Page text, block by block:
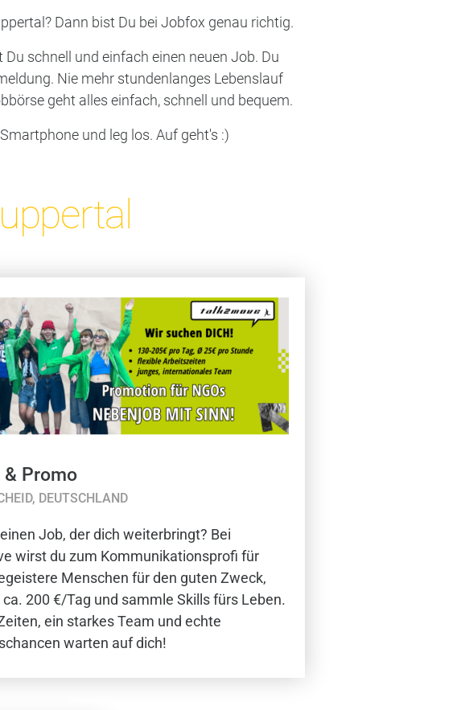
Dann bist Du bei Jobfox genau richtig.
schnell und einfach einen neuen Job. Du
Nie mehr stundenlanges Lebenslauf
geht alles einfach, schnell und bequem.
und leg los. Auf geht's :)
& Promo
DEUTSCHLAND
Job, der dich weiterbringt? Bei
wirst du zum Kommunikationsprofi für
Menschen für den guten Zweck,
200 €/Tag und sammle Skills fürs Leben.
ein starkes Team und echte
warten auf dich!